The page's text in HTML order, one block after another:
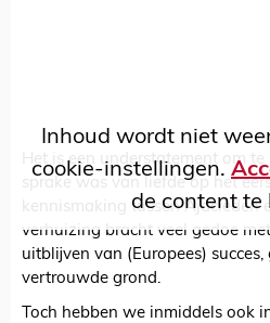
Inhoud wordt niet
cookie-instellingen.
de content te
Het is een understatement om
sprake was van liefde op het
kennismaking tussen Ajacieden
verhuizing bracht veel gedoe
uitblijven van (Europees)
vertrouwde grond.
Toch hebben we inmiddels ook